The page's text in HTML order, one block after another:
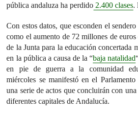
pública andaluza ha perdido 2.400 clases.
Con estos datos, que esconden el
como el aumento de 72 millones de
de la Junta para la educación concertada
en la pública a causa de la “baja natalidad
en pie de guerra a la comunidad
miércoles se manifestó en el
una serie de actos que concluirán con
diferentes capitales de Andalucía.